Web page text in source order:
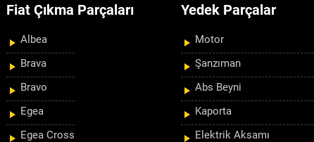
Fiat Çıkma Parçaları
Albea
Brava
Bravo
Egea
Egea Cross
Yedek Parçalar
Motor
Şanzıman
Abs Beyni
Kaporta
Elektrik Aksamı